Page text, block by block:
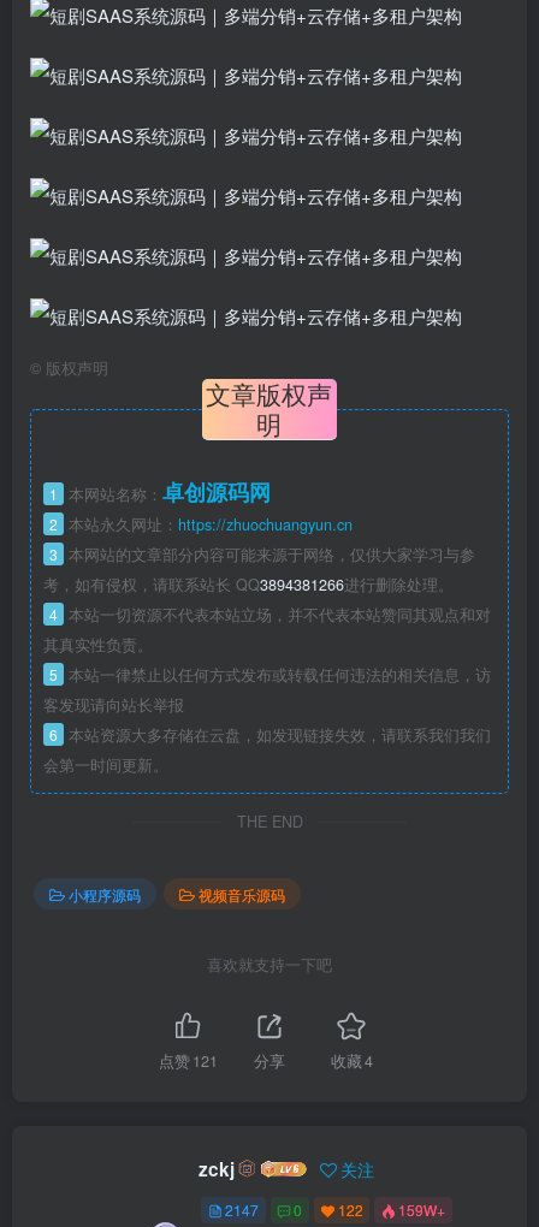
© 版权声明
文章版权声
明
1 本网站名称： 卓创源码网
2 本站永久网址： https://zhuochuangyun.cn
3 本网站的文章部分内容可能来源于网络，仅供大家学习与参
考，如有侵权，请联系站长 QQ3894381266进行删除处理。
4 本站一切资源不代表本站立场，并不代表本站赞同其观点和对
其真实性负责。
5 本站一律禁止以任何方式发布或转载任何违法的相关信息，访
客发现请向站长举报
6 本站资源大多存储在云盘，如发现链接失效，请联系我们我们
会第一时间更新。
THE END
小程序源码 视频音乐源码
喜欢就支持一下吧
点赞121 分享 收藏4
zckj 关注
2147 0 122 159W+